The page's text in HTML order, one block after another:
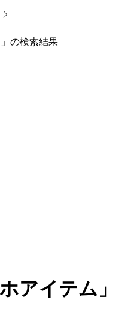
の検索結果
アイテム」